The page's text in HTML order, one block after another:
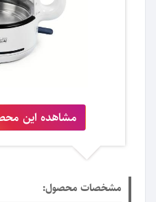
مشاهده این
مشخصات محصول: